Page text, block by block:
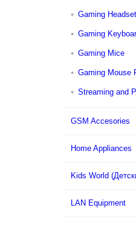
Gaming
Gaming
Gaming Mice
Gaming Mouse
Streaming and
GSM Accesories
Home Appliances
Kids World
LAN Equipment